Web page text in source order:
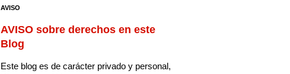
AVISO
AVISO sobre derechos en este
Blog
Este blog es de carácter privado y personal,